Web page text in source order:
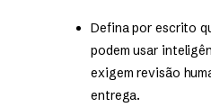
Defina por escrito
podem usar
exigem revisão
entrega.